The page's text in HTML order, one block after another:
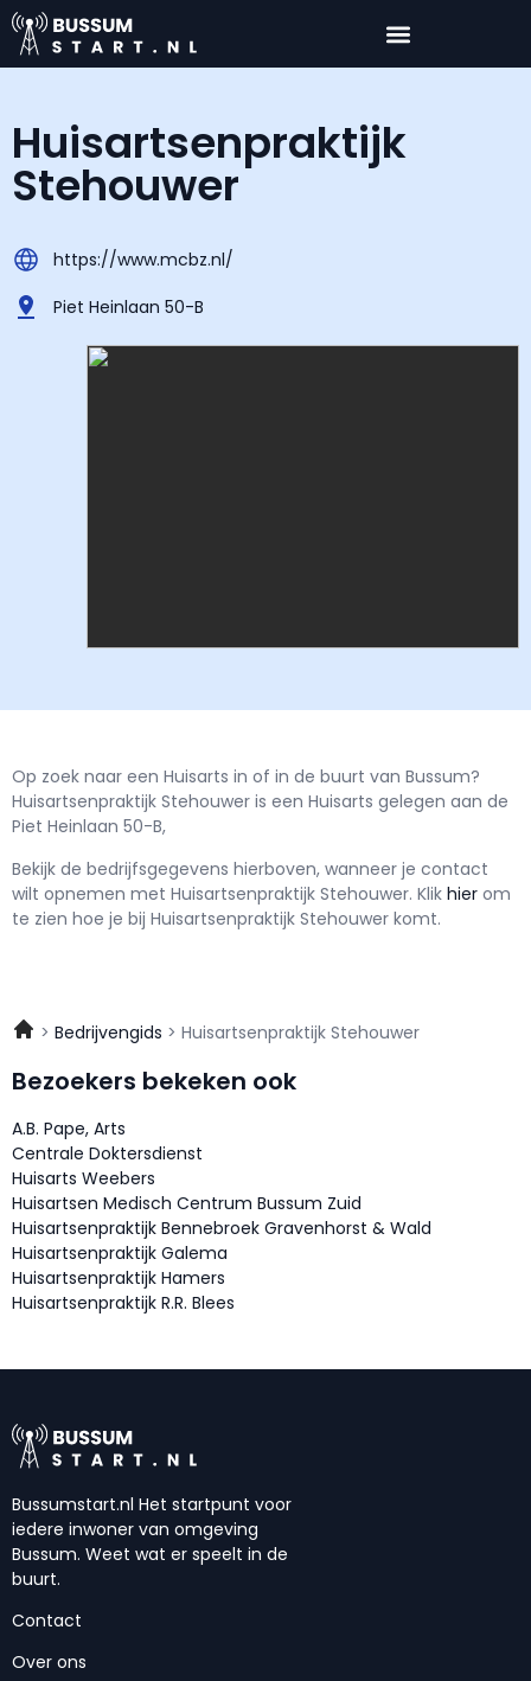
Huisartsenpraktijk
Stehouwer
https://www.mcbz.nl/
Piet Heinlaan 50-B
Op zoek naar een Huisarts in of in de buurt van Bussum?
Huisartsenpraktijk Stehouwer is een Huisarts gelegen aan de
Piet Heinlaan 50-B,
Bekijk de bedrijfsgegevens hierboven, wanneer je contact
wilt opnemen met Huisartsenpraktijk Stehouwer. Klik hier om
te zien hoe je bij Huisartsenpraktijk Stehouwer komt.
Bedrijvengids Huisartsenpraktijk Stehouwer
Bezoekers bekeken ook
A.B. Pape, Arts
Centrale Doktersdienst
Huisarts Weebers
Huisartsen Medisch Centrum Bussum Zuid
Huisartsenpraktijk Bennebroek Gravenhorst & Wald
Huisartsenpraktijk Galema
Huisartsenpraktijk Hamers
Huisartsenpraktijk R.R. Blees
Bussumstart.nl Het startpunt voor
iedere inwoner van omgeving
Bussum. Weet wat er speelt in de
buurt.
Contact
Over ons